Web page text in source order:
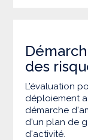
des
L’évaluation
déploiement
démarche
d'un plan de
d'activité.